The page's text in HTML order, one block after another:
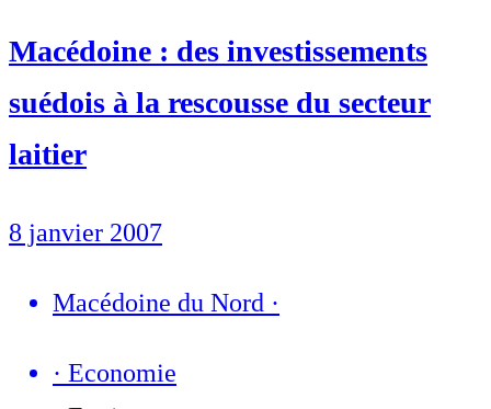
Macédoine : des investissements
suédois à la rescousse du secteur
laitier
8 janvier 2007
Macédoine du Nord ·
· Economie